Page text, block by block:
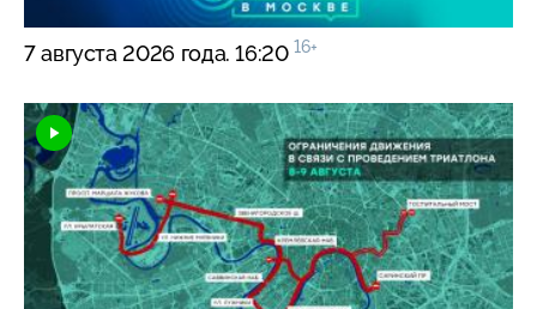
7 августа 2026 года. 16:20 16+